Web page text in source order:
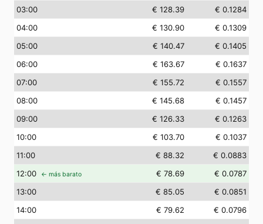
03:00 € 128.39
€ 0.1284
04:00 € 130.90
€ 0.1309
05:00 € 140.47
€ 0.1405
06:00 € 163.67
€ 0.1637
07:00 € 155.72
€ 0.1557
08:00 € 145.68
€ 0.1457
09:00 € 126.33
€ 0.1263
10:00 € 103.70
€ 0.1037
11:00 € 88.32
€ 0.0883
12:00 ← más barato € 78.69
€ 0.0787
13:00 € 85.05
€ 0.0851
14:00 € 79.62
€ 0.0796